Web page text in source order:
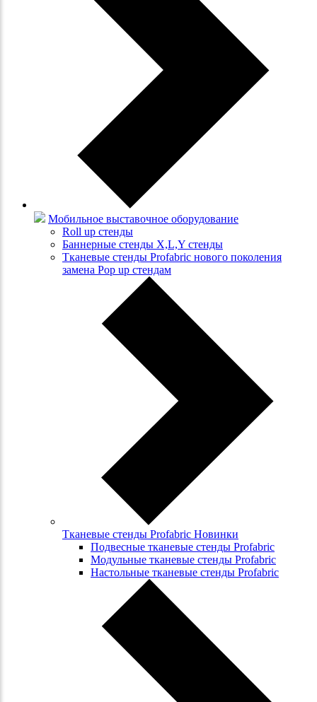
Мобильное выставочное оборудование
Roll up стенды
Баннерные стенды X,L,Y стенды
Тканевые стенды Profabric нового поколения
замена Pop up стендам
Тканевые стенды Profabric Новинки
Подвесные тканевые стенды Profabric
Модульные тканевые стенды Profabric
Настольные тканевые стенды Profabric